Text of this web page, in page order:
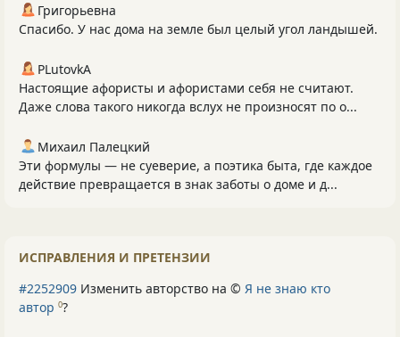
Григорьевна
Спасибо. У нас дома на земле был целый угол ландышей.
PLutоvkА
Настоящие афористы и афористами себя не считают.
Даже слова такого никогда вслух не произносят по о...
Михаил Палецкий
Эти формулы — не суеверие, а поэтика быта, где каждое
действие превращается в знак заботы о доме и д...
ИСПРАВЛЕНИЯ И ПРЕТЕНЗИИ
#2252909 Изменить авторство на © Я не знаю кто
автор 0?